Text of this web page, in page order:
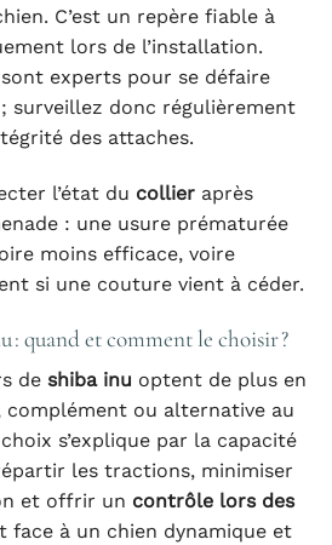
C’est un repère fiable à
lors de l’installation.
experts pour se défaire
surveillez donc régulièrement
des attaches.
l’état du collier après
: une usure prématurée
moins efficace, voire
si une couture vient à céder.
: quand et comment le choisir ?
de shiba inu optent de plus en
complément ou alternative au
s’explique par la capacité
les tractions, minimiser
et offrir un contrôle lors des
face à un chien dynamique et